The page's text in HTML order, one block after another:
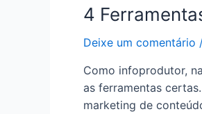
4
Deixe um comentário
Como infoprodutor,
as ferramentas
marketing de